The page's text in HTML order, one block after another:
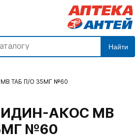
Найти
ТАБ П/О 35МГ №60
АКОС МВ
№60